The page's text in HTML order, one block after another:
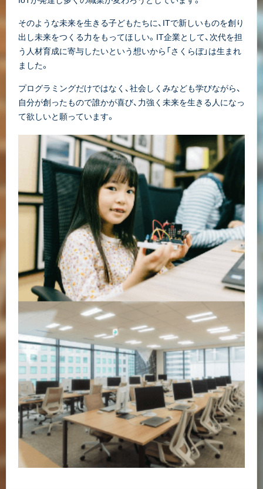
そのような未来を生きる子どもたちに、ITで新しいものを創り
出し未来をつくる力をもってほしい。IT企業として、次代を担
う人材育成に寄与したいという想いから「さくらぼ」は生まれ
ました。
プログラミングだけではなく、社会しくみなども学びながら、
自分が創ったもので誰かが喜び、力強く未来を生きる人になっ
て欲しいと願っています。